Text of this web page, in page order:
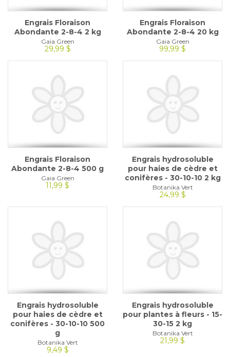
Engrais Floraison
Abondante 2-8-4 2 kg
Gaia Green
29,99 $
Engrais Floraison
Abondante 2-8-4 20 kg
Gaia Green
99,99 $
Engrais Floraison
Abondante 2-8-4 500 g
Gaia Green
11,99 $
Engrais hydrosoluble
pour haies de cèdre et
conifères - 30-10-10 2 kg
Botanika Vert
24,99 $
Engrais hydrosoluble
pour haies de cèdre et
conifères - 30-10-10 500
g
Botanika Vert
9,49 $
Engrais hydrosoluble
pour plantes à fleurs - 15-
30-15 2 kg
Botanika Vert
21,99 $